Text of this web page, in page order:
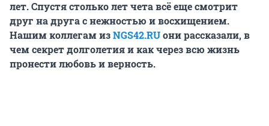
лет. Спустя столько лет чета всё еще смотрит
друг на друга с нежностью и восхищением.
Нашим коллегам изNGS42.RUони рассказали, в
чем секрет долголетия и как через всю жизнь
пронести любовь и верность.